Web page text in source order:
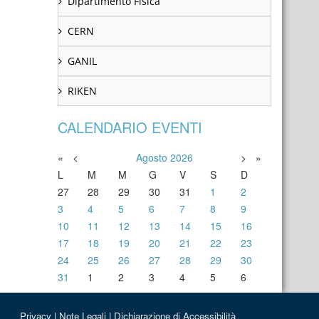
CERN
GANIL
RIKEN
CALENDARIO EVENTI
« < Agosto 2026 >
»
L
M M G V S
D
27
28 29 30 31 1
2
3
4 5 6 7 8
9
10
11 12 13 14 15
16
17
18 19 20 21 22
23
24
25 26 27 28 29
30
31
1 2 3 4 5 6
Privacy | Note Legali | Dichiarazione di Accessibilità